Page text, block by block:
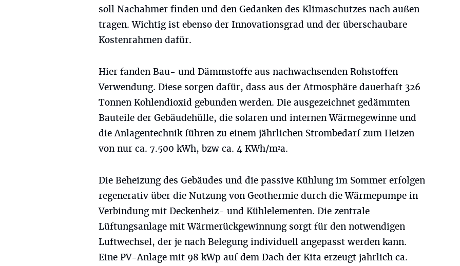
soll Nachahmer finden und den Gedanken des Klimaschutzes nach außen
tragen. Wichtig ist ebenso der Innovationsgrad und der überschaubare
Kostenrahmen dafür.
Hier fanden Bau- und Dämmstoffe aus nachwachsenden Rohstoffen
Verwendung. Diese sorgen dafür, dass aus der Atmosphäre dauerhaft 326
Tonnen Kohlendioxid gebunden werden. Die ausgezeichnet gedämmten
Bauteile der Gebäudehülle, die solaren und internen Wärmegewinne und
die Anlagentechnik führen zu einem jährlichen Strombedarf zum Heizen
von nur ca. 7.500 kWh, bzw ca. 4 KWh/m²a.
Die Beheizung des Gebäudes und die passive Kühlung im Sommer erfolgen
regenerativ über die Nutzung von Geothermie durch die Wärmepumpe in
Verbindung mit Deckenheiz- und Kühlelementen. Die zentrale
Lüftungsanlage mit Wärmerückgewinnung sorgt für den notwendigen
Luftwechsel, der je nach Belegung individuell angepasst werden kann.
Eine PV-Anlage mit 98 kWp auf dem Dach der Kita erzeugt jahrlich ca.